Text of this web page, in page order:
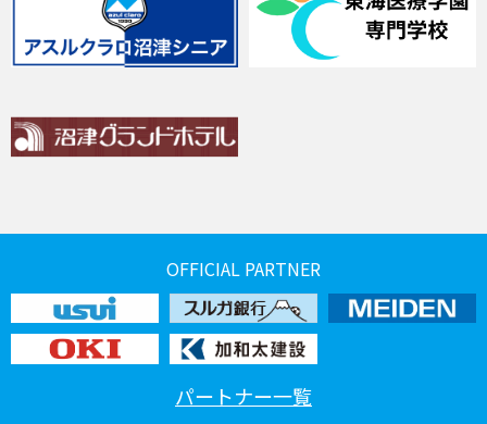
OFFICIAL PARTNER
パートナー一覧